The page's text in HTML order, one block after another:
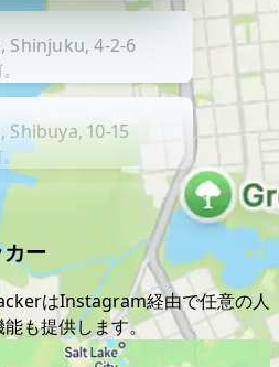
Shibuya, 10-15
Shinjuku, 4-2-6
Shibuya, 10-15
ー
はInstagram経由で任意の人
も提供します。